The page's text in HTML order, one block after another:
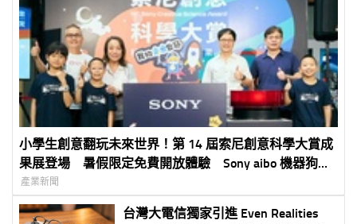
小學生創意翻玩未來世界！第 14 屆索尼創意科學大賞成
果展登場 暑假限定免費開放體驗 Sony aibo 機器狗、
裸視 3D 顯示器首度來台展出
產業新聞
台灣大電信獨家引進 Even Realities